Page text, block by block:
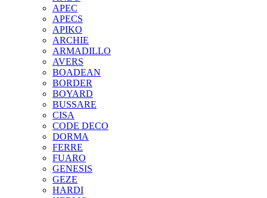
APEC
APECS
APIKO
ARCHIE
ARMADILLO
AVERS
BOADEAN
BORDER
BOYARD
BUSSARE
CISA
CODE DECO
DORMA
FERRE
FUARO
GENESIS
GEZE
HARDI